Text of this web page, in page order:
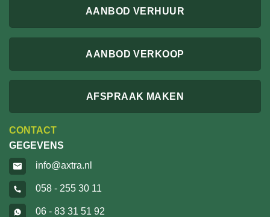
AANBOD VERHUUR
AANBOD VERKOOP
AFSPRAAK MAKEN
CONTACT
GEGEVENS
info@axtra.nl
058 - 255 30 11
06 - 83 31 51 92